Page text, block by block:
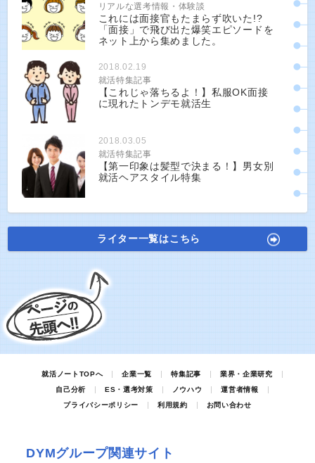
リアルな選考情報・体験談
これには面接官もたまらず吹いた!?
「面接」で飛び出た爆笑エピソードを
ネット上から集めました。
2018.02.19
就活特集記事
【これじゃ落ちるよ！】私服OK面接
に現れたトンデモ就活生
2018.03.05
就活特集記事
【第一印象は髪型で決まる！】男女別
就活ヘアスタイル特集
ライター一覧はこちら
就活ノートTOPへ 企業一覧 特集記事
業界・企業研究
自己分析
ES・選考対策 ノウハウ
運営者情報
プライバシーポリシー
利用規約 お問い合わせ
DYMグループ関連サイト